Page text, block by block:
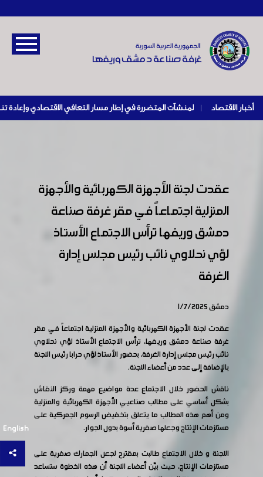
أخبار الاقتصاد |
English
عقدت لجنة الأجهزة الكهربائية والأجهزة
المنزلية اجتماعاً في مقر غرفة صناعة
دمشق وريفها ترأس الاجتماع الأستاذ
لؤي نحلاوي نائب رئيس مجلس إدارة
الغرفة
دمشق 1/7/2025
عقدت لجنة الأجهزة الكهربائية والأجهزة المنزلية اجتماعاً في مقر
غرفة صناعة دمشق وريفها، ترأس الاجتماع الأستاذ لؤي نحلاوي
نائب رئيس مجلس إدارة الغرفة، بحضور الأستاذ لؤي حرابا رئيس اللجنة
بالإضافة إلى عدد من أعضاء اللجنة.
ناقش الحضور خلال الاجتماع عدة مواضيع مهمة وركز النقاش
بشكل أساسي على مطالب صناعيي الأجهزة الكهربائية والمنزلية
ومن أهم هذه المطالب ما يتعلق بتخفيض الرسوم الجمركية على
مستلزمات الإنتاج وجعلها صفرية أسوة بدول الجوار.
اللجنة و خلال الاجتماع طالبت بمقترح لجعل الجمارك صفرية على
مستلزمات الإنتاج، حيث بيّن أعضاء اللجنة أن هذه الخطوة ستساعد